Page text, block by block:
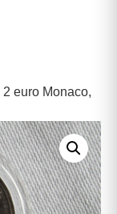
2 euro Monaco,